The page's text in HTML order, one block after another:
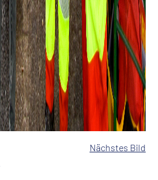
Nächstes Bild